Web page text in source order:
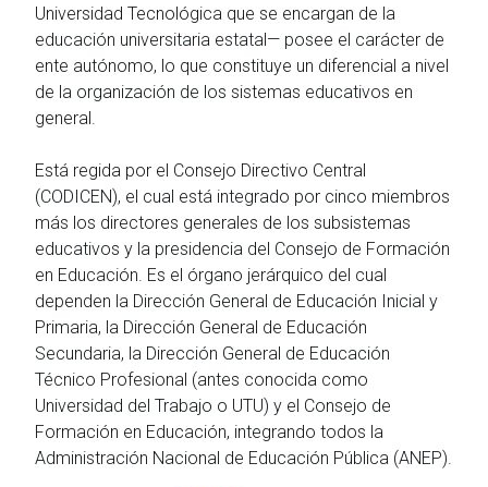
Universidad Tecnológica que se encargan de la
educación universitaria estatal— posee el carácter de
ente autónomo, lo que constituye un diferencial a nivel
de la organización de los sistemas educativos en
general.
Está regida por el Consejo Directivo Central
(CODICEN), el cual está integrado por cinco miembros
más los directores generales de los subsistemas
educativos y la presidencia del Consejo de Formación
en Educación. Es el órgano jerárquico del cual
dependen la Dirección General de Educación Inicial y
Primaria, la Dirección General de Educación
Secundaria, la Dirección General de Educación
Técnico Profesional (antes conocida como
Universidad del Trabajo o UTU) y el Consejo de
Formación en Educación, integrando todos la
Administración Nacional de Educación Pública (ANEP).